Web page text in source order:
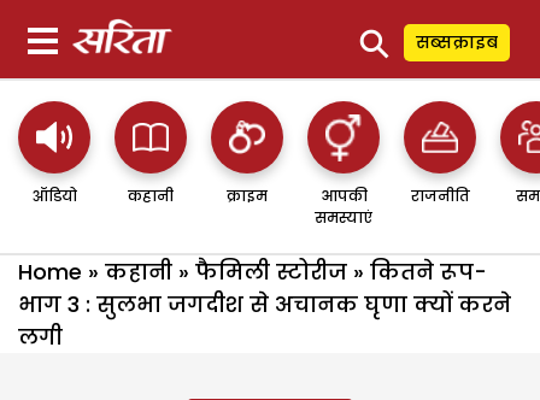
⚲ सब्सक्राइब
ऑडियो कहानी क्राइम
आपकी
समस्याएं
राजनीति
Home » कहानी » फैमिली स्टोरीज » कितने रूप-
भाग 3 : सुलभा जगदीश से अचानक घृणा क्यों करने
लगी